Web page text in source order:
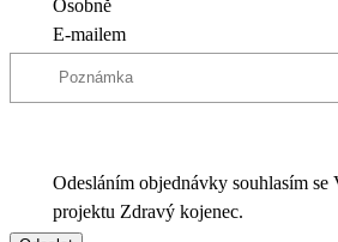
Osobně
E-mailem
Odesláním objednávky souhlasím
projektu Zdravý kojenec.